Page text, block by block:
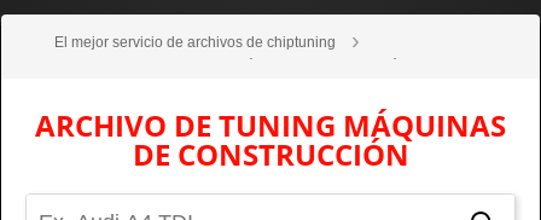
El mejor servicio de archivos de chiptuning
Máquinas de construcción
ARCHIVO DE TUNING MÁQUINAS
DE CONSTRUCCIÓN